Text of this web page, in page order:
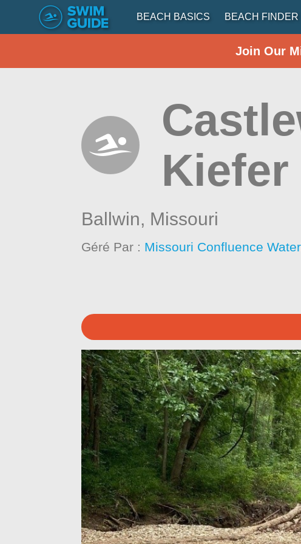
BEACH BASICS BEACH FINDER
Join Our
Kiefer
Ballwin, Missouri
Géré Par : Missouri Confluence